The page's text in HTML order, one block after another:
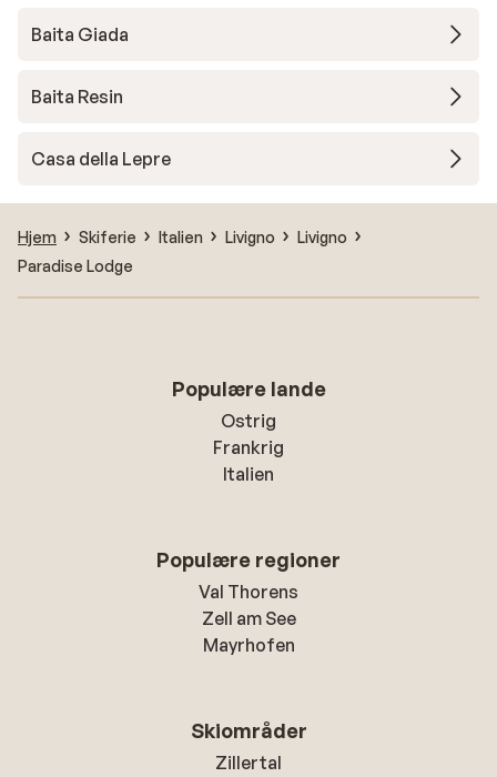
Baita Giada
Baita Resin
Casa della Lepre
Hjem Skiferie Italien Livigno
Livigno
Paradise Lodge
Populære lande
Ostrig
Frankrig
Italien
Populære regioner
Val Thorens
Zell am See
Mayrhofen
Skiområder
Zillertal